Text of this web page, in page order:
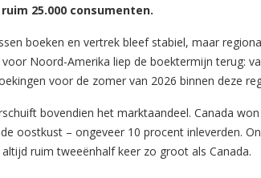
25.000 consumenten.
boeken en vertrek bleef stabiel, maar
Noord-Amerika liep de boektermijn terug:
voor de zomer van 2026 binnen deze
bovendien het marktaandeel. Canada
oostkust – ongeveer 10 procent inleverden.
ruim tweeënhalf keer zo groot als Canada.